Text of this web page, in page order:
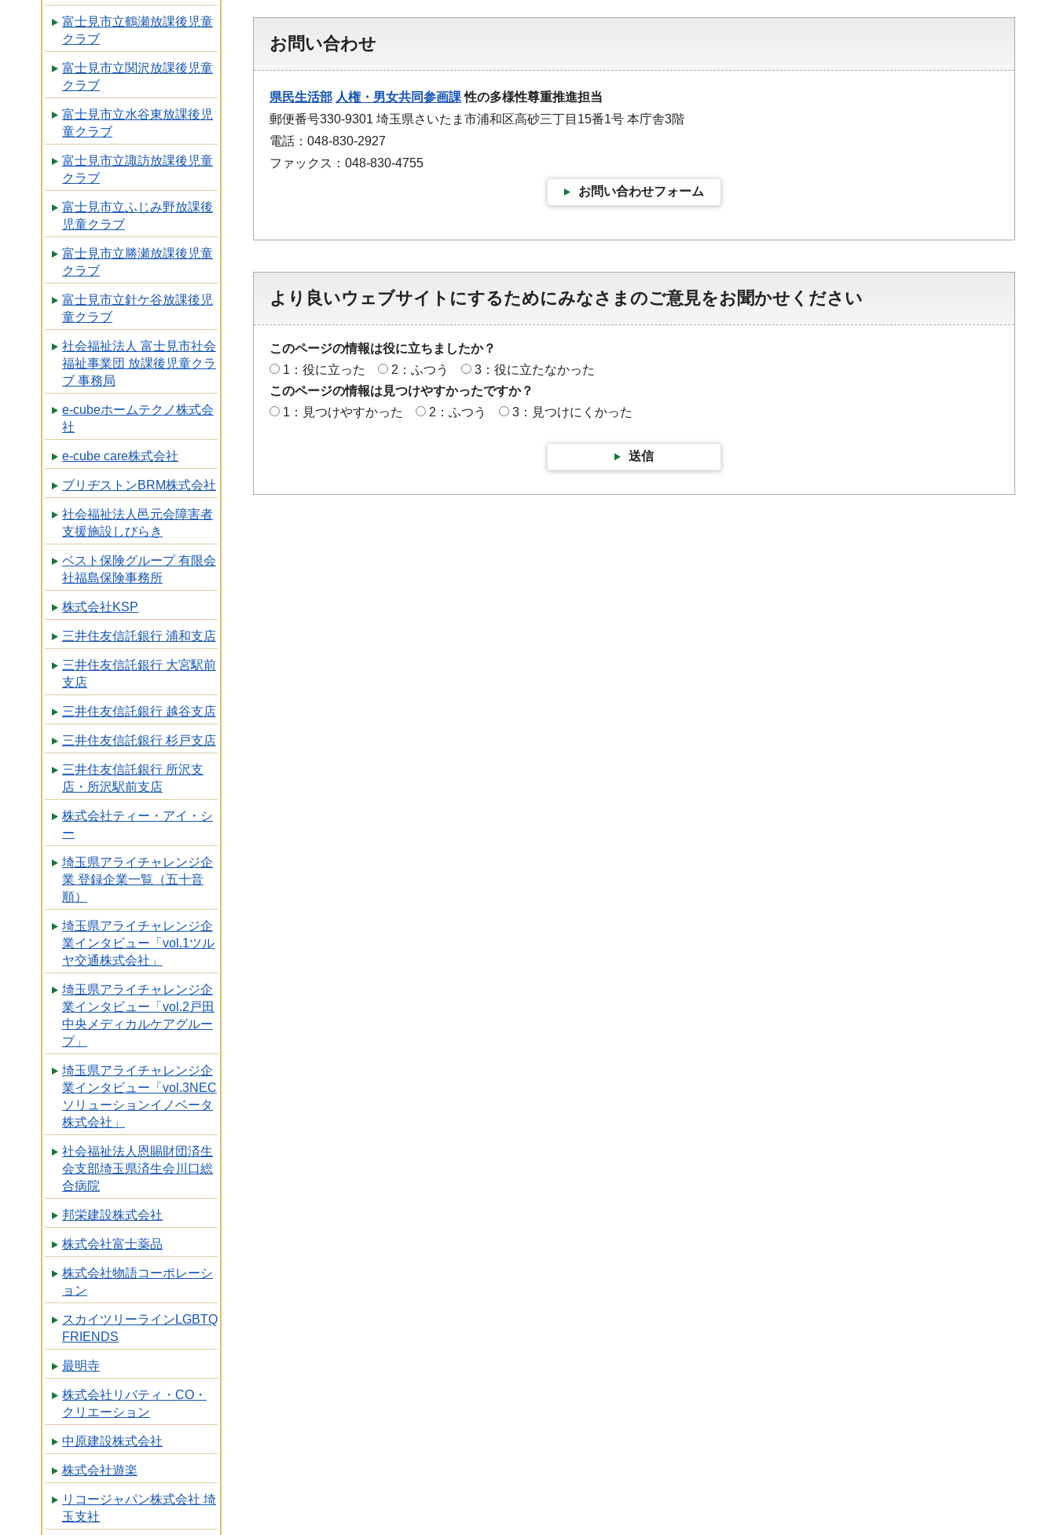
富士見市立鶴瀬放課後児童
クラブ
富士見市立関沢放課後児童
クラブ
富士見市立水谷東放課後児
童クラブ
富士見市立諏訪放課後児童
クラブ
富士見市立ふじみ野放課後
児童クラブ
富士見市立勝瀬放課後児童
クラブ
富士見市立針ケ谷放課後児
童クラブ
社会福祉法人 富士見市社会
福祉事業団 放課後児童クラ
ブ 事務局
e-cubeホームテクノ株式会
社
e-cube care株式会社
ブリヂストンBRM株式会社
社会福祉法人邑元会障害者
支援施設しびらき
ベスト保険グループ 有限会
社福島保険事務所
株式会社KSP
三井住友信託銀行 浦和支店
三井住友信託銀行 大宮駅前
支店
三井住友信託銀行 越谷支店
三井住友信託銀行 杉戸支店
三井住友信託銀行 所沢支
店・所沢駅前支店
株式会社ティー・アイ・シ
ー
埼玉県アライチャレンジ企
業 登録企業一覧（五十音
順）
埼玉県アライチャレンジ企
業インタビュー「vol.1ツル
ヤ交通株式会社」
埼玉県アライチャレンジ企
業インタビュー「vol.2戸田
中央メディカルケアグルー
プ」
埼玉県アライチャレンジ企
業インタビュー「vol.3NEC
ソリューションイノベータ
株式会社」
社会福祉法人恩賜財団済生
会支部埼玉県済生会川口総
合病院
邦栄建設株式会社
株式会社富士薬品
株式会社物語コーポレーシ
ョン
スカイツリーラインLGBTQ
FRIENDS
最明寺
株式会社リバティ・CO・
クリエーション
中原建設株式会社
株式会社遊楽
リコージャパン株式会社 埼
玉支社
お問い合わせ
県民生活部 人権・男女共同参画課性の多様性尊重推進担当
郵便番号330-9301 埼玉県さいたま市浦和区高砂三丁目15番1号 本庁舎3階
電話：048-830-2927
ファックス：048-830-4755
お問い合わせフォーム
より良いウェブサイトにするためにみなさまのご意見をお聞かせください
このページの情報は役に立ちましたか？
1：役に立った
2：ふつう
3：役に立たなかった
このページの情報は見つけやすかったですか？
1：見つけやすかった
2：ふつう 3：見つけにくかった
送信